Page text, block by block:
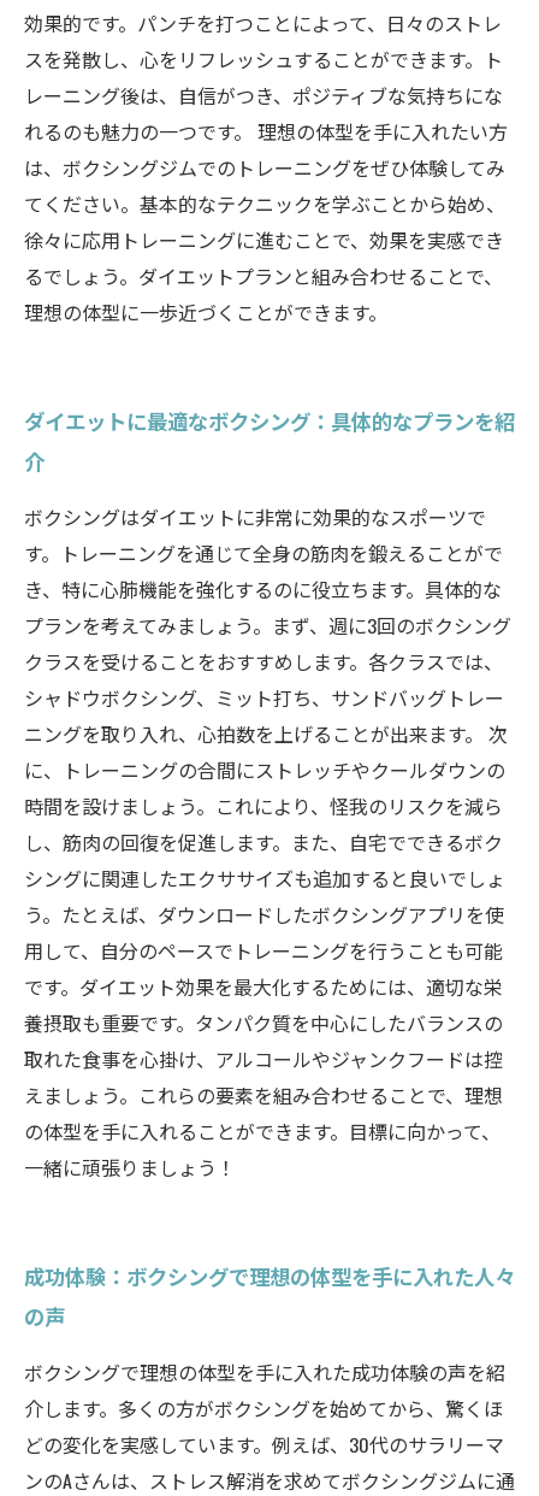
効果的です。パンチを打つことによって、日々のストレ
スを発散し、心をリフレッシュすることができます。ト
レーニング後は、自信がつき、ポジティブな気持ちにな
れるのも魅力の一つです。 理想の体型を手に入れたい方
は、ボクシングジムでのトレーニングをぜひ体験してみ
てください。基本的なテクニックを学ぶことから始め、
徐々に応用トレーニングに進むことで、効果を実感でき
るでしょう。ダイエットプランと組み合わせることで、
理想の体型に一歩近づくことができます。
ダイエットに最適なボクシング：具体的なプランを紹
介
ボクシングはダイエットに非常に効果的なスポーツで
す。トレーニングを通じて全身の筋肉を鍛えることがで
き、特に心肺機能を強化するのに役立ちます。具体的な
プランを考えてみましょう。まず、週に3回のボクシング
クラスを受けることをおすすめします。各クラスでは、
シャドウボクシング、ミット打ち、サンドバッグトレー
ニングを取り入れ、心拍数を上げることが出来ます。 次
に、トレーニングの合間にストレッチやクールダウンの
時間を設けましょう。これにより、怪我のリスクを減ら
し、筋肉の回復を促進します。また、自宅でできるボク
シングに関連したエクササイズも追加すると良いでしょ
う。たとえば、ダウンロードしたボクシングアプリを使
用して、自分のペースでトレーニングを行うことも可能
です。ダイエット効果を最大化するためには、適切な栄
養摂取も重要です。タンパク質を中心にしたバランスの
取れた食事を心掛け、アルコールやジャンクフードは控
えましょう。これらの要素を組み合わせることで、理想
の体型を手に入れることができます。目標に向かって、
一緒に頑張りましょう！
成功体験：ボクシングで理想の体型を手に入れた人々
の声
ボクシングで理想の体型を手に入れた成功体験の声を紹
介します。多くの方がボクシングを始めてから、驚くほ
どの変化を実感しています。例えば、30代のサラリーマ
ンのAさんは、ストレス解消を求めてボクシングジムに通